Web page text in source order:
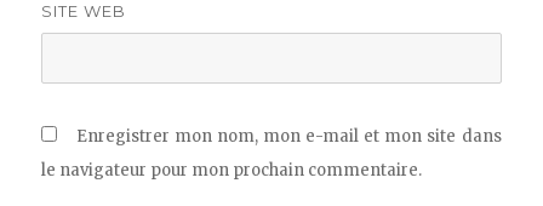
SITE WEB
Enregistrer mon nom, mon e-mail et mon site dans
le navigateur pour mon prochain commentaire.